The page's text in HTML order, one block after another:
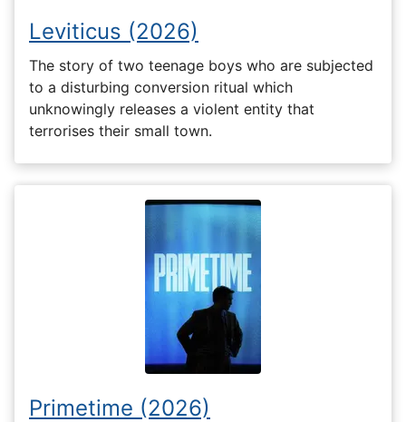
Leviticus (2026)
The story of two teenage boys who are subjected
to a disturbing conversion ritual which
unknowingly releases a violent entity that
terrorises their small town.
Primetime (2026)